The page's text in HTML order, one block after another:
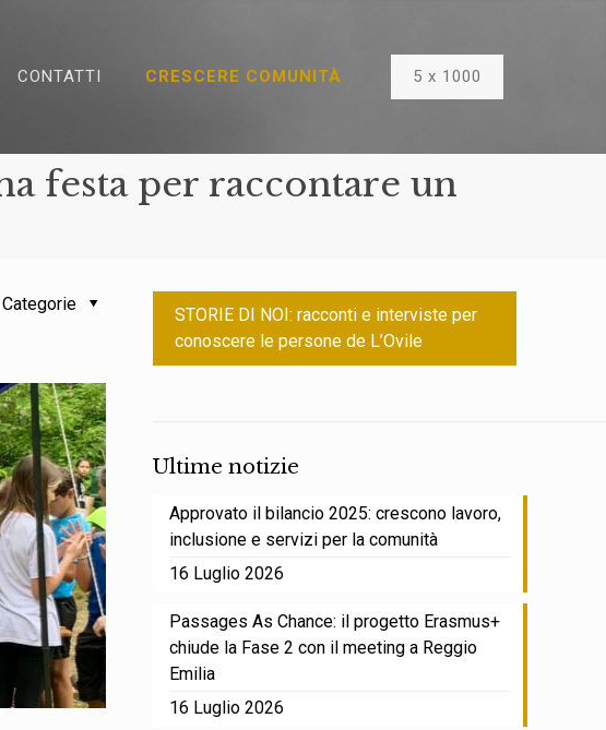
CONTATTI CRESCERE COMUNITÀ 5 x 1000
festa per raccontare un
Categorie
STORIE DI NOI: racconti e interviste per
conoscere le persone de L’Ovile
Ultime notizie
Approvato il bilancio 2025: crescono lavoro,
inclusione e servizi per la comunità
16 Luglio 2026
Passages As Chance: il progetto Erasmus+
chiude la Fase 2 con il meeting a Reggio
Emilia
16 Luglio 2026